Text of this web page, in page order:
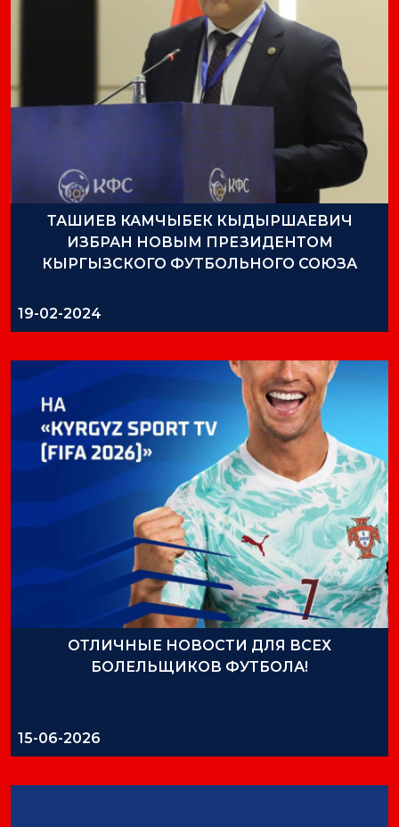
ТАШИЕВ КАМЧЫБЕК КЫДЫРШАЕВИЧ
ИЗБРАН НОВЫМ ПРЕЗИДЕНТОМ
КЫРГЫЗСКОГО ФУТБОЛЬНОГО СОЮЗА
19-02-2024
ОТЛИЧНЫЕ НОВОСТИ ДЛЯ ВСЕХ
БОЛЕЛЬЩИКОВ ФУТБОЛА!
15-06-2026